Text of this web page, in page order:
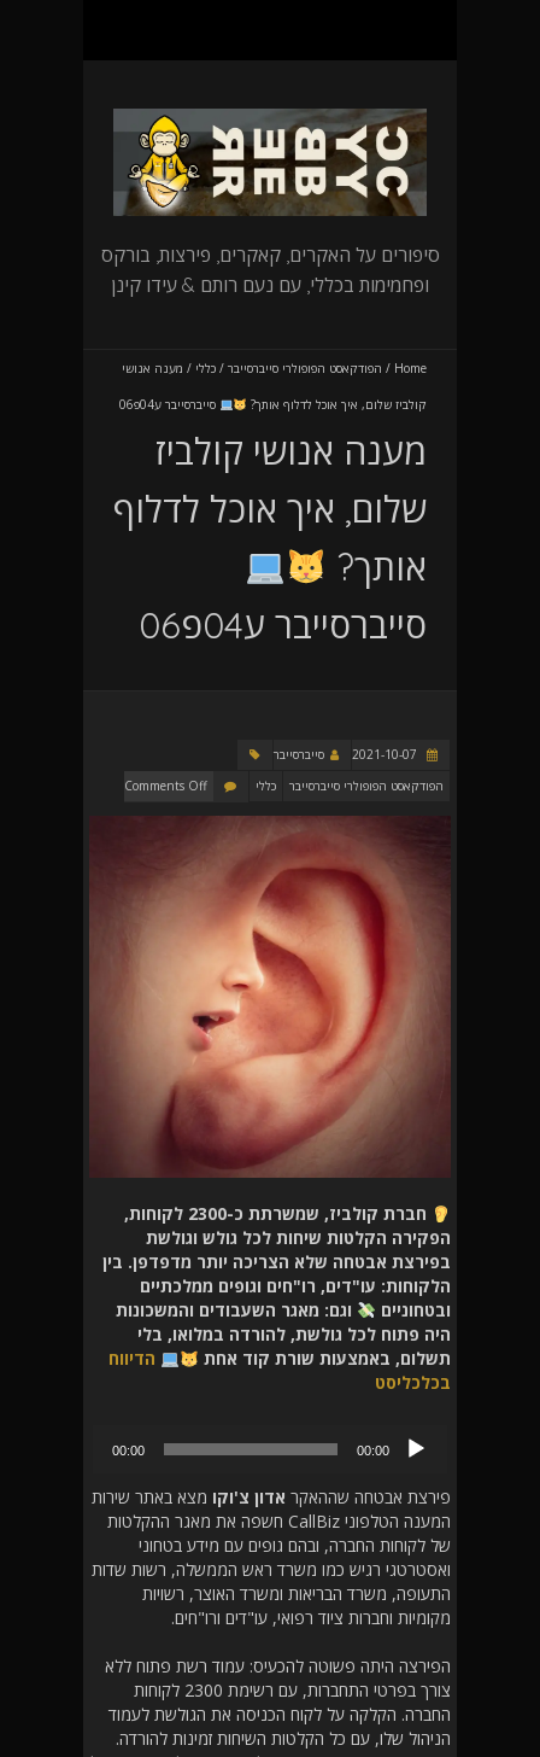
סיפורים על האקרים, קאקרים, פירצות, בורקס
ופחמימות בכללי, עם נעם רותם & עידו קינן
Home
/ הפודקאסט הפופולרי סייברסייבר / כללי / מענה אנושי
קולביז שלום, איך אוכל לדלוף אותך? סייברסייבר ע04פ06
מענה אנושי קולביז
שלום, איך אוכל לדלוף
אותך?
סייברסייבר ע04פ06
סייברסייבר
הפודקאסט הפופולרי סייברסייבר
כללי Comments Off
חברת קולביז, שמשרתת כ-2300 לקוחות,
הפקירה הקלטות שיחות לכל גולש וגולשת
בפירצת אבטחה שלא הצריכה יותר מדפדפן. בין
הלקוחות: עו"דים, רו"חים וגופים ממלכתיים
ובטחוניים
וגם: מאגר השעבודים והמשכונות
היה פתוח לכל גולשת, להורדה במלואו, בלי
תשלום, באמצעות שורת קוד אחת
הדיווח
בכלכליסט
אודיו
00:00
00:00
פירצת אבטחה שההאקר אדון צ'וקו מצא באתר שירות
המענה הטלפוני CallBiz חשפה את מאגר ההקלטות
של לקוחות החברה, ובהם גופים עם מידע בטחוני
ואסטרטגי רגיש כמו משרד ראש הממשלה, רשות שדות
התעופה, משרד הבריאות ומשרד האוצר, רשויות
מקומיות וחברות ציוד רפואי, עו"דים ורו"חים.
הפירצה היתה פשוטה להכעיס: עמוד רשת פתוח ללא
צורך בפרטי התחברות, עם רשימת 2300 לקוחות
החברה. הקלקה על לקוח הכניסה את הגולשת לעמוד
הניהול שלו, עם כל הקלטות השיחות זמינות להורדה.